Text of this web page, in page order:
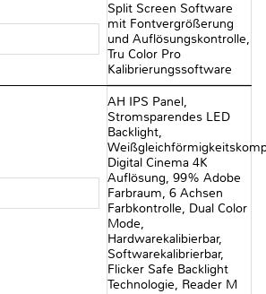
Split Screen Software
mit Fontvergrößerung
und Auflösungskontrolle,
Tru Color Pro
Kalibrierungssoftware
AH IPS Panel,
Stromsparendes LED
Backlight,
Digital Cinema 4K
Auflösung, 99% Adobe
Farbraum, 6 Achsen
Farbkontrolle, Dual Color
Mode,
Hardwarekalibierbar,
Softwarekalibrierbar,
Flicker Safe Backlight
Technologie, Reader M